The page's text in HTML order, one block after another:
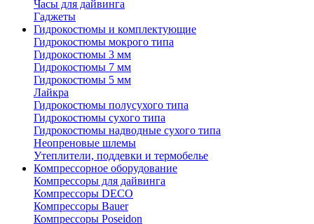
Часы для дайвинга
Гаджеты
Гидрокостюмы и комплектующие
Гидрокостюмы мокрого типа
Гидрокостюмы 3 мм
Гидрокостюмы 7 мм
Гидрокостюмы 5 мм
Лайкра
Гидрокостюмы полусухого типа
Гидрокостюмы сухого типа
Гидрокостюмы надводные сухого типа
Неопреновые шлемы
Утеплители, поддевки и термобелье
Компрессорное оборудование
Компрессоры для дайвинга
Компрессоры DECO
Компрессоры Bauer
Компрессоры Poseidon